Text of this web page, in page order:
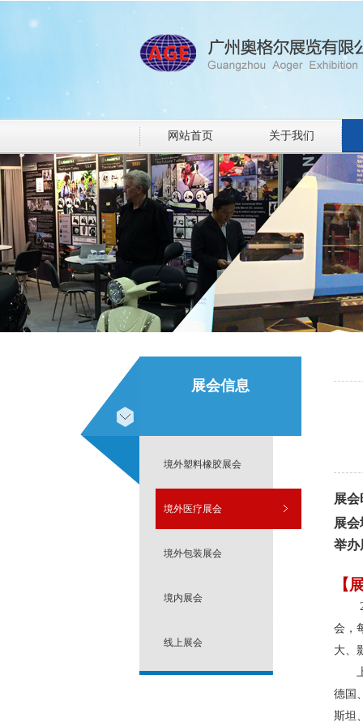
网站首页 关于我们
展会信息
境外塑料橡胶展会
境外医疗展会
境外包装展会
境内展会
线上展会
展
展
举办
【
会，
大、
德国
斯坦